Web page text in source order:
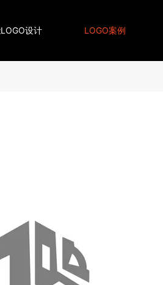
设计 LOGO案例